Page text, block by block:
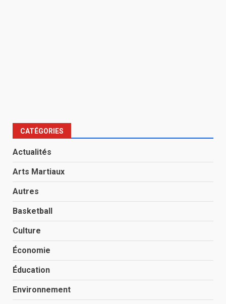
CATÉGORIES
Actualités
Arts Martiaux
Autres
Basketball
Culture
Économie
Éducation
Environnement